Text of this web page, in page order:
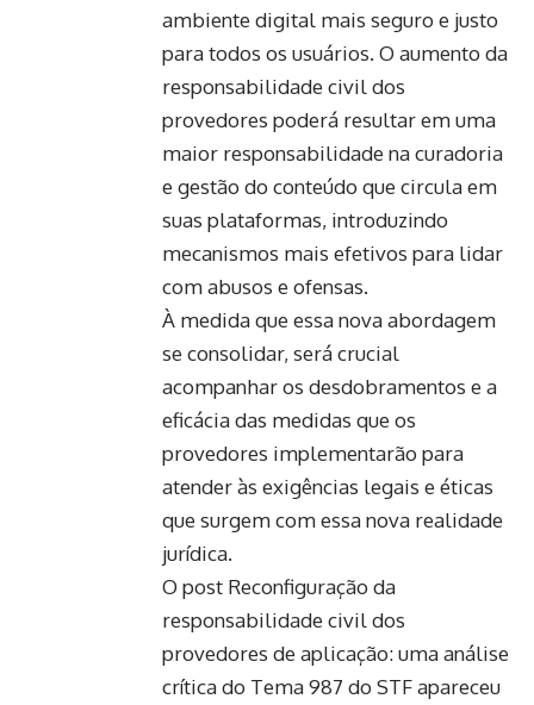
ambiente digital mais seguro e justo
para todos os usuários. O aumento da
responsabilidade civil dos
provedores poderá resultar em uma
maior responsabilidade na curadoria
e gestão do conteúdo que circula em
suas plataformas, introduzindo
mecanismos mais efetivos para lidar
com abusos e ofensas.
À medida que essa nova abordagem
se consolidar, será crucial
acompanhar os desdobramentos e a
eficácia das medidas que os
provedores implementarão para
atender às exigências legais e éticas
que surgem com essa nova realidade
jurídica.
O post Reconfiguração da
responsabilidade civil dos
provedores de aplicação: uma análise
crítica do Tema 987 do STF apareceu